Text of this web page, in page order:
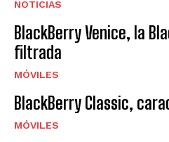
NOTICIAS
BlackBerry Venice, la
filtrada
MÓVILES
BlackBerry Classic,
MÓVILES